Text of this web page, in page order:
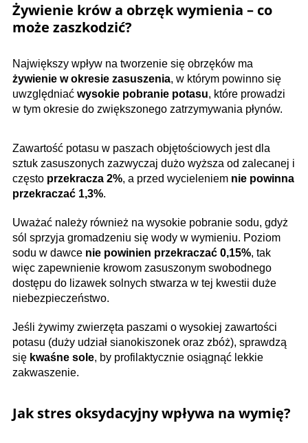
Żywienie krów a obrzęk wymienia – co
może zaszkodzić?
Największy wpływ na tworzenie się obrzęków ma
żywienie w okresie zasuszenia, w którym powinno się
uwzględniać wysokie pobranie potasu, które prowadzi
w tym okresie do zwiększonego zatrzymywania płynów.
Zawartość potasu w paszach objętościowych jest dla
sztuk zasuszonych zazwyczaj dużo wyższa od zalecanej i
często przekracza 2%, a przed wycieleniem nie powinna
przekraczać 1,3%.
Uważać należy również na wysokie pobranie sodu, gdyż
sól sprzyja gromadzeniu się wody w wymieniu. Poziom
sodu w dawce nie powinien przekraczać 0,15%, tak
więc zapewnienie krowom zasuszonym swobodnego
dostępu do lizawek solnych stwarza w tej kwestii duże
niebezpieczeństwo.
Jeśli żywimy zwierzęta paszami o wysokiej zawartości
potasu (duży udział sianokiszonek oraz zbóż), sprawdzą
się kwaśne sole, by profilaktycznie osiągnąć lekkie
zakwaszenie.
Jak stres oksydacyjny wpływa na wymię?